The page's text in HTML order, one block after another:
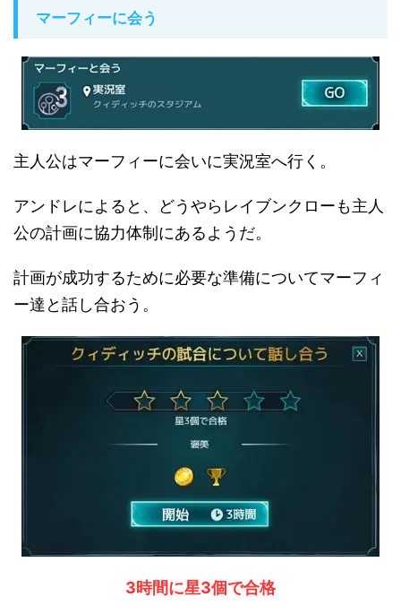
マーフィーに会う
主人公はマーフィーに会いに実況室へ行く。
アンドレによると、どうやらレイブンクローも主人
公の計画に協力体制にあるようだ。
計画が成功するために必要な準備についてマーフィ
ー達と話し合おう。
3時間に星3個で合格